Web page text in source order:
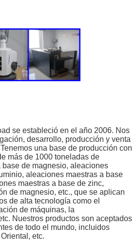
se estableció en el año 2006. Nos
desarrollo, producción y venta
una base de producción con
más de 1000 toneladas de
de magnesio, aleaciones
aleaciones maestras a base
maestras a base de zinc,
de magnesio, etc., que se aplican
de alta tecnología como el
de máquinas, la
Nuestros productos son aceptados
de todo el mundo, incluidos
etc.